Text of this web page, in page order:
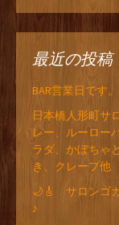
最近の投稿
BAR営業日です。
日本橋人形町サ
レー、ルーロー
ラダ、かぼちゃ
き、クレープ他
🌙🎸 サロンゴ
♪